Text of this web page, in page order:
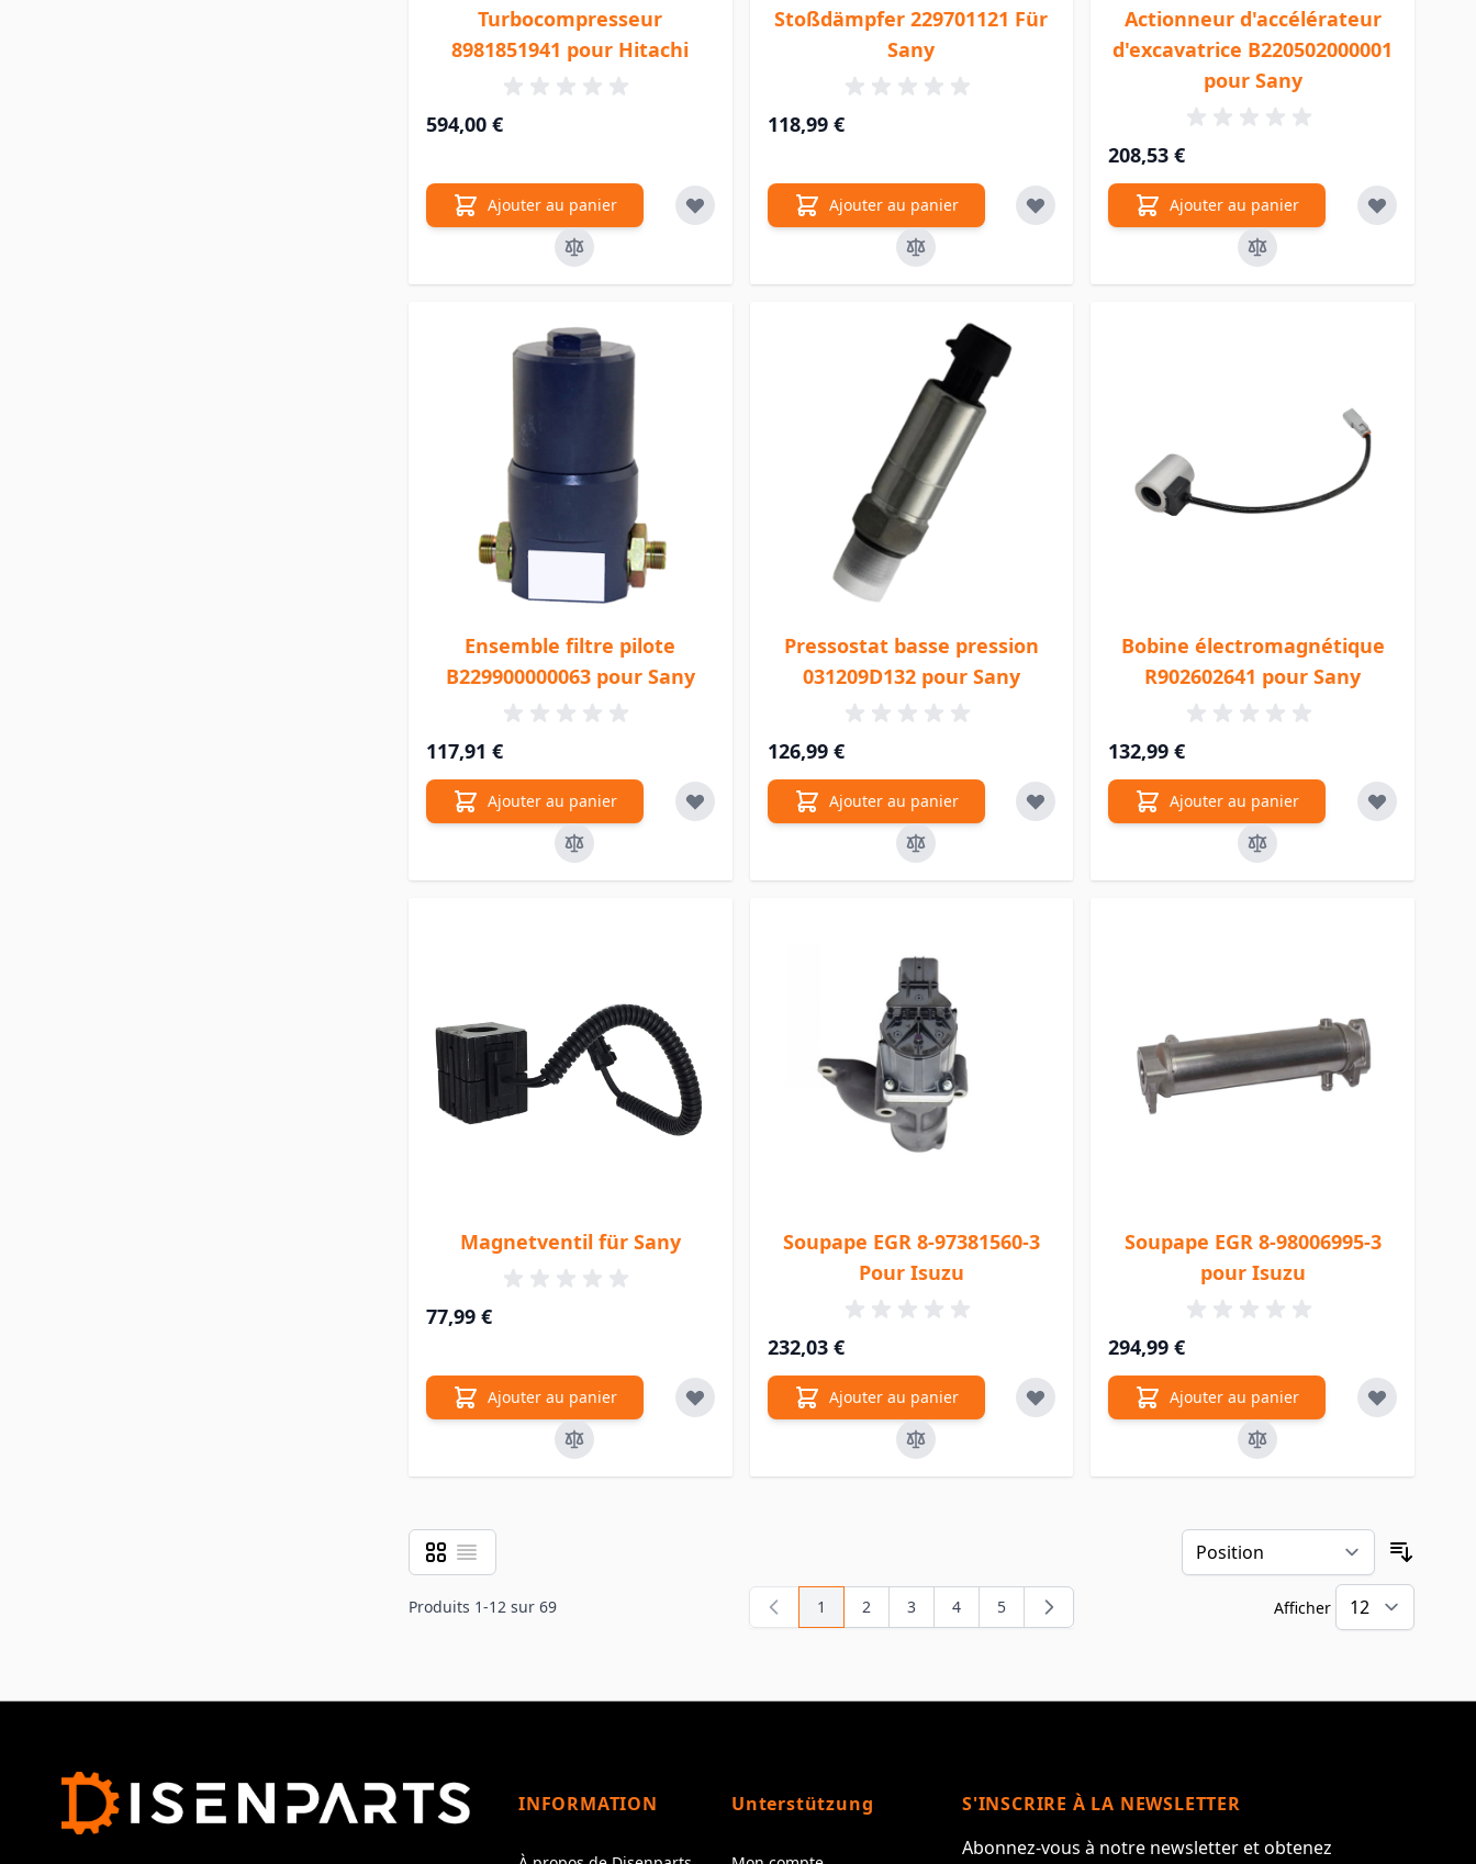
Turbocompresseur
8981851941 pour Hitachi
594,00 €
Ajouter au panier
Stoßdämpfer 229701121 Für
Sany
118,99 €
Ajouter au panier
Actionneur d'accélérateur
d'excavatrice B220502000001
pour Sany
208,53 €
Ajouter au panier
Ensemble filtre pilote
B229900000063 pour Sany
117,91 €
Ajouter au panier
Pressostat basse pression
031209D132 pour Sany
126,99 €
Ajouter au panier
Bobine électromagnétique
R902602641 pour Sany
132,99 €
Ajouter au panier
Magnetventil für Sany
77,99 €
Ajouter au panier
Soupape EGR 8-97381560-3
Pour Isuzu
232,03 €
Ajouter au panier
Soupape EGR 8-98006995-3
pour Isuzu
294,99 €
Ajouter au panier
Afficher en
GrilleListe
Produits 1-12 sur 69 Vous lisez actuellement la page
1 Page
2 Page
3 Page
4 Page
5 Afficher
INFORMATION Unterstützung
S'INSCRIRE À LA NEWSLETTER
Abonnez-vous à notre newsletter et obtenez